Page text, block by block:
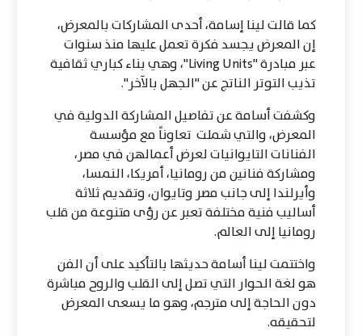
كما قالت لينا إسامة، أحدى المشاركات بالمعرض،
إن المعرض يجسد فكرة تعمل عليها منذ سنوات
عبر مبادرة "Living Units"، وهي بناء كباري ثقافية
تذيب التوتر الناتج عن "الجهل بالآخر".
وكشفت أسامة عن تفاصيل المشاركة الدولية في
المعرض، والتي شملت تعاوناً مع مؤسسة
الفنانات التايوانيات لعرض أعمالهن في مصر،
ومشاركة فنانين من رومانيا، أمريكا، النمسا،
وأيرلندا إلى جانب مصر وتايوان، وتقديم ثلاثة
أساليب فنية مختلفة تعبر عن رؤى متنوعة من قلب
رومانيا إلى العالم.
واختتمت لينا أسامة حديثها بالتأكيد على أن الفن
هو لغة الحوار التي تصل إلى القلب والروح مباشرة
دون الحاجة إلى مترجم، وهو ما يسعى المعرض
لتحقيقه.